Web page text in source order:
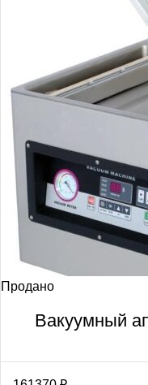
Продано
Вакуумный